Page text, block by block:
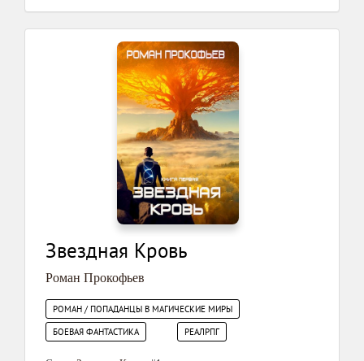
Звездная Кровь
Роман Прокофьев
РОМАН / ПОПАДАНЦЫ В МАГИЧЕСКИЕ МИРЫ
БОЕВАЯ ФАНТАСТИКА
РЕАЛРПГ